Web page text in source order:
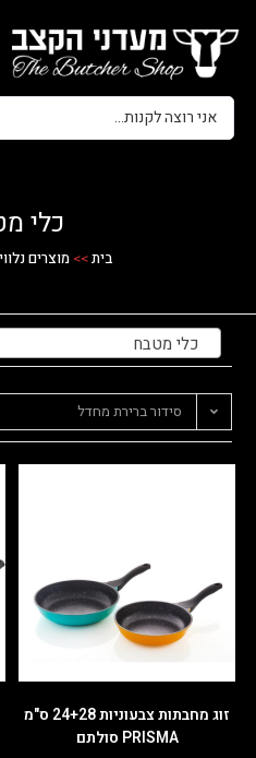
כלי
בית>> מוצרים
כלי מטבח
סידור ברירת מחדל
זוג מחבתות צבעוניות 24+28 ס"מ
PRISMA סולתם